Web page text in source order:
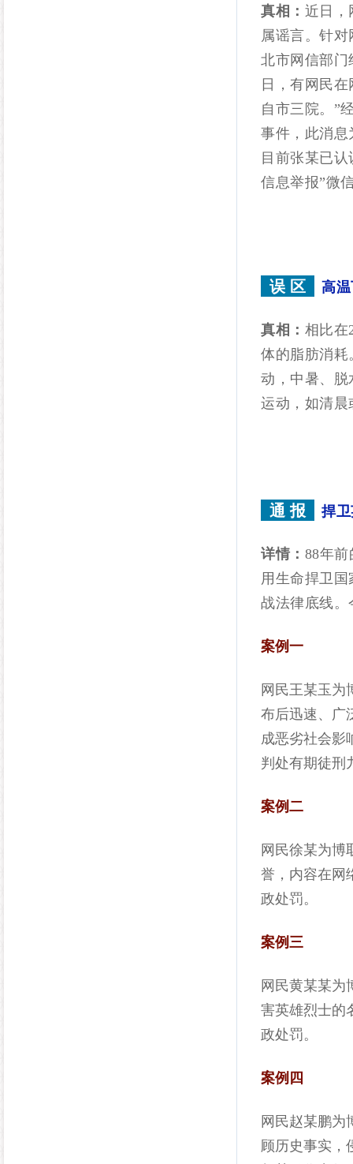
真相： 近日，
属谣言。针
北市网信部门
日，有网民
自市三院。”
事件，此消
目前张某已
信息举报”微
误 区 高
真相： 相比在
体的脂肪消
动，中暑、
运动，如清
通 报 捍
详情： 88年
用生命捍卫
战法律底线。
案例一
网民王某玉为
布后迅速、广
成恶劣社会影
判处有期徒刑
案例二
网民徐某为博
誉，内容在网
政处罚。
案例三
网民黄某某为
害英雄烈士的
政处罚。
案例四
网民赵某鹏为
顾历史事实，